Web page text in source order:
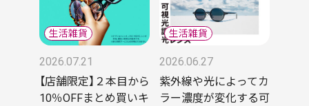
2026.07.21
【店舗限定】２本目から
10％OFFまとめ買いキ
2026.06.27
紫外線や光によってカ
ラー濃度が変化する可